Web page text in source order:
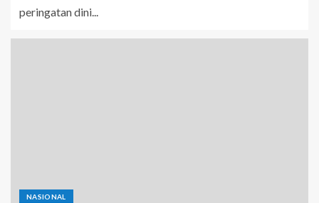
peringatan dini...
NASIONAL